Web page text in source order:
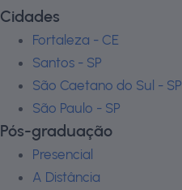
Cidades
Fortaleza - CE
Santos - SP
São Caetano do Sul - SP
São Paulo - SP
Pós-graduação
Presencial
A Distância